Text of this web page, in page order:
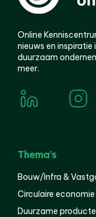
Online
nieuws en
duurzaam
meer.
Thema’s
Bouw/Infra &
Circulaire economie
Duurzame